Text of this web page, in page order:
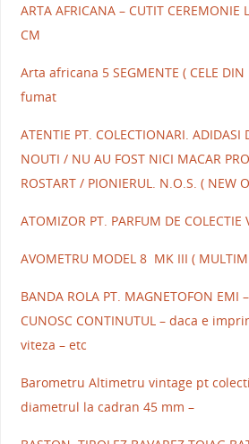
ARTA AFRICANA – CUTIT CEREMONIE
CM
Arta africana 5 SEGMENTE ( CELE
fumat
ATENTIE PT. COLECTIONARI. ADIDASI
NOUTI / NU AU FOST NICI MACAR
ROSTART / PIONIERUL. N.O.S. ( NEW
ATOMIZOR PT. PARFUM DE COLECTIE
AVOMETRU MODEL 8 MK III (
BANDA ROLA PT. MAGNETOFON EMI
CUNOSC CONTINUTUL – daca e
viteza – etc
Barometru Altimetru vintage pt
diametrul la cadran 45 mm –